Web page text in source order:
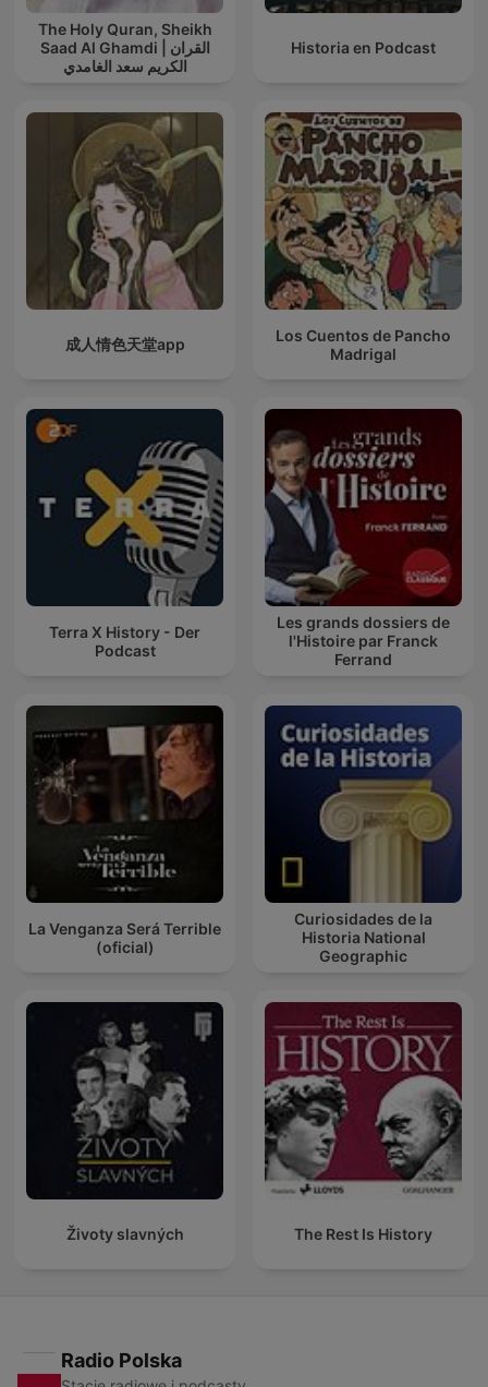
The Holy Quran, Sheikh
Saad Al Ghamdi | القران
الكريم سعد الغامدي
Historia en Podcast
成人情色天堂app
Los Cuentos de Pancho
Madrigal
Terra X History - Der
Podcast
Les grands dossiers de
l'Histoire par Franck
Ferrand
La Venganza Será Terrible
(oficial)
Curiosidades de la
Historia National
Geographic
Životy slavných The Rest Is History
Radio Polska